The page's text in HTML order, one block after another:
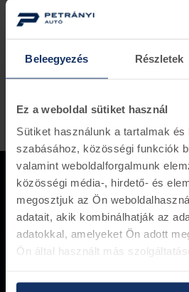
Beleegyezés Részletek
Ez a weboldal sütiket használ
Sütiket használunk a tartalmak
szabásához, közösségi funkciók
valamint weboldalforgalmunk
közösségi média-, hirdető- és
megosztjuk az Ön
adatait, akik kombinálhatják az
adatokkal, amelyeket Ön adott
Ön által használt más
3.882 Ft2.865 Ft
Több mint 150 000 darabos
készletünk van, amely akár azonnal
ügyfeleink rendelkezésére áll.
+36 1 281 8000